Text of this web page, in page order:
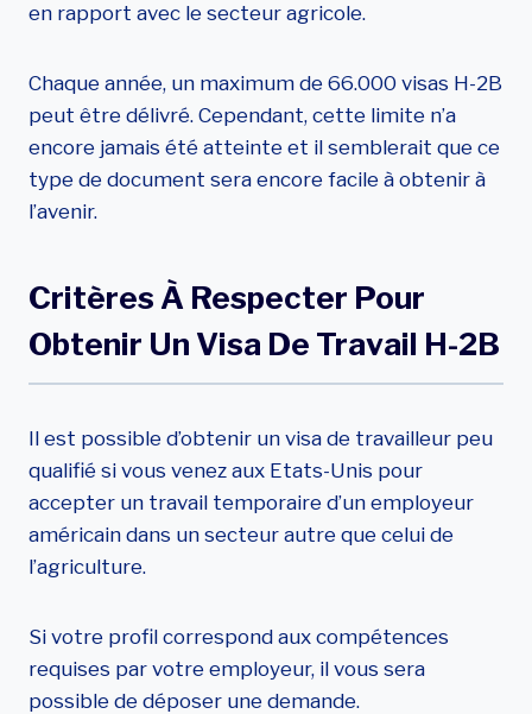
en rapport avec le secteur agricole.
Chaque année, un maximum de 66.000 visas H-2B
peut être délivré. Cependant, cette limite n’a
encore jamais été atteinte et il semblerait que ce
type de document sera encore facile à obtenir à
l’avenir.
Critères À Respecter Pour
Obtenir Un Visa De Travail H-2B
Il est possible d’obtenir un visa de travailleur peu
qualifié si vous venez aux Etats-Unis pour
accepter un travail temporaire d’un employeur
américain dans un secteur autre que celui de
l’agriculture.
Si votre profil correspond aux compétences
requises par votre employeur, il vous sera
possible de déposer une demande.